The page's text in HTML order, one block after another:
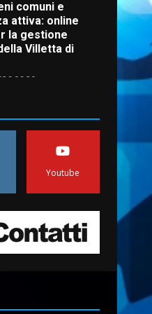
comuni e
attiva: online
la gestione
Villetta di
06:20
de “L’Albergo
Il rapimento”
06:15
con “Fasano in
06:05
Youtube